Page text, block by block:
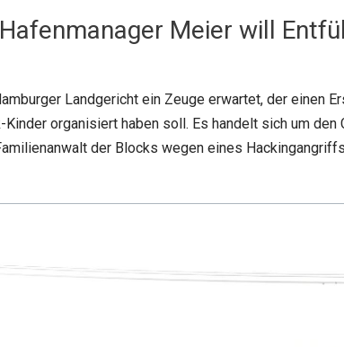
Meier will
Landgericht ein Zeuge erwartet, der einen
Kinder organisiert haben soll. Es handelt sich um
der Blocks wegen eines Hackingangriffs